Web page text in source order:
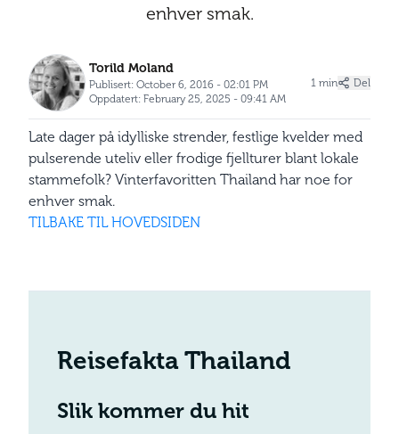
enhver smak.
Torild Moland
Publisert: October 6, 2016 - 02:01 PM
Oppdatert: February 25, 2025 - 09:41 AM
1 min Del
Late dager på idylliske strender, festlige kvelder med
pulserende uteliv eller frodige fjellturer blant lokale
stammefolk? Vinterfavoritten Thailand har noe for
enhver smak.
TILBAKE TIL HOVEDSIDEN
Reisefakta Thailand
Slik kommer du hit